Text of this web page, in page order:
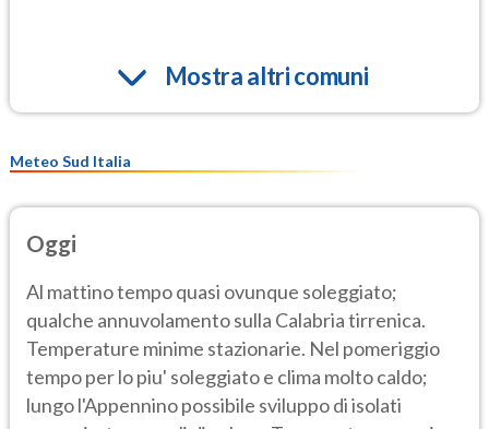
Mostra altri comuni
Meteo Sud Italia
Oggi
Al mattino tempo quasi ovunque soleggiato;
qualche annuvolamento sulla Calabria tirrenica.
Temperature minime stazionarie. Nel pomeriggio
tempo per lo piu' soleggiato e clima molto caldo;
lungo l'Appennino possibile sviluppo di isolati